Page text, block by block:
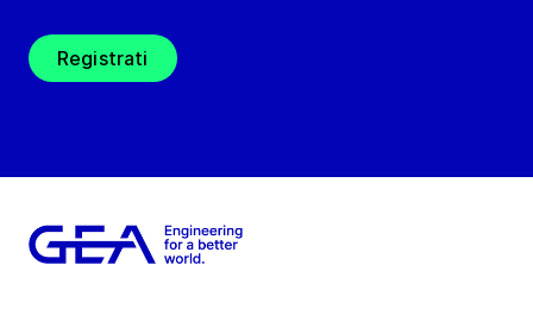
Registrati